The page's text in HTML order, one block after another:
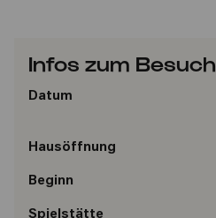
Infos zum Besuch
Datum
Hausöffnung
Beginn
Spielstätte